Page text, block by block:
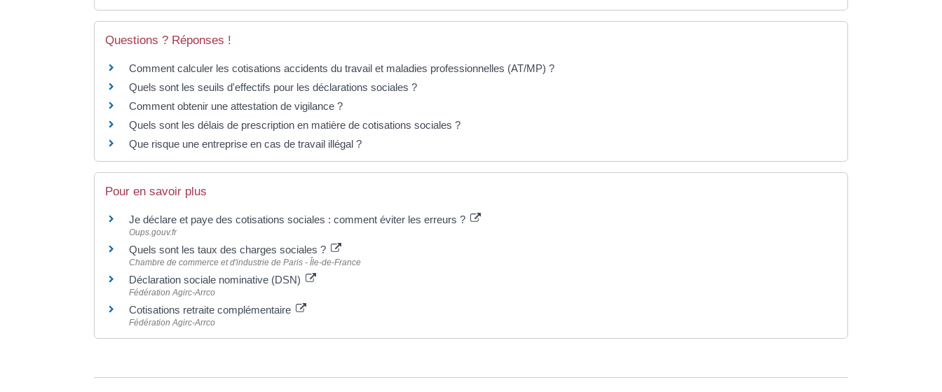
Questions ? Réponses !
Comment calculer les cotisations accidents du travail et maladies professionnelles (AT/MP) ?
Quels sont les seuils d'effectifs pour les déclarations sociales ?
Comment obtenir une attestation de vigilance ?
Quels sont les délais de prescription en matière de cotisations sociales ?
Que risque une entreprise en cas de travail illégal ?
Pour en savoir plus
Je déclare et paye des cotisations sociales : comment éviter les erreurs ?
Oups.gouv.fr
Quels sont les taux des charges sociales ?
Chambre de commerce et d'industrie de Paris - Île-de-France
Déclaration sociale nominative (DSN)
Fédération Agirc-Arrco
Cotisations retraite complémentaire
Fédération Agirc-Arrco